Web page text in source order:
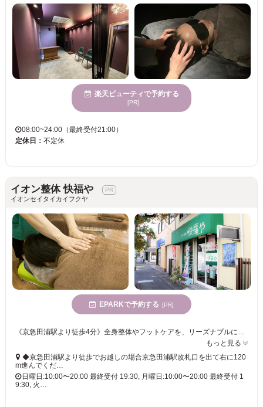
楽天ビューティで予約する
[PR]
08:00~24:00（最終受付21:00）
定休日： 不定休
イオン整体 快福や
イオンセイタイカイフクヤ
EPARKで予約する [PR]
もっと見る
◆京急田浦駅より徒歩でお越しの場合京急田浦駅改札口を出て右に120
m進んでくだ…
日曜日:10:00〜20:00 最終受付 19:30, 月曜日:10:00〜20:00 最終受付 1
9:30, 火…